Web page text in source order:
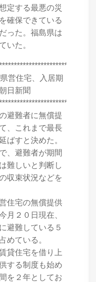
定する最悪の災
確保できている
った。福島県は
いた。
住宅、入居期
日新聞
避難者に無償提
、これまで最長
ばすと決めた。
、避難者が期間
難しいと判断し
収束状況などを
住宅の無償提供
月２０日現在、
避難している５
めている。
貸住宅を借り上
する制度も始め
を２年としてお